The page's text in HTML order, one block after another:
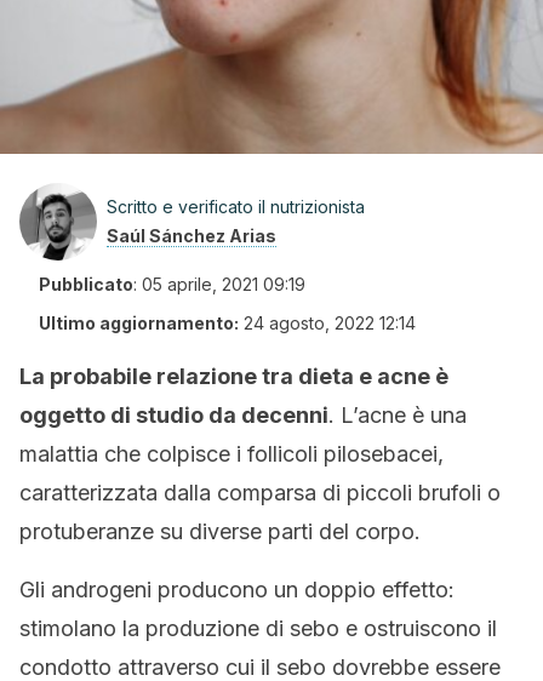
Scritto e verificato il nutrizionista
Saúl Sánchez Arias
Pubblicato: 05 aprile, 2021 09:19
Ultimo aggiornamento: 24 agosto, 2022 12:14
La probabile relazione tra dieta e acne è
oggetto di studio da decenni. L’acne è una
malattia che colpisce i follicoli pilosebacei,
caratterizzata dalla comparsa di piccoli brufoli o
protuberanze su diverse parti del corpo.
Gli androgeni producono un doppio effetto:
stimolano la produzione di sebo e ostruiscono il
condotto attraverso cui il sebo dovrebbe essere